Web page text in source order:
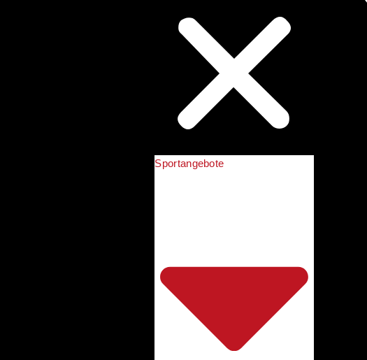
Sportangebote